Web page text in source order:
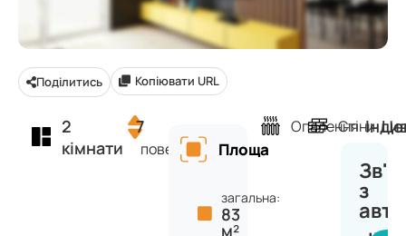
Поділитись Копіювати URL
2
кімнати
7
поверх Площа
загальна:
83
м²
ОпаленняСтіни
з